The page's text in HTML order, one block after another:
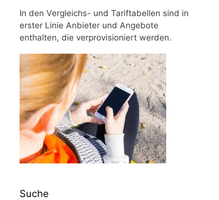
In den Vergleichs- und Tariftabellen sind in
erster Linie Anbieter und Angebote
enthalten, die verprovisioniert werden.
Suche